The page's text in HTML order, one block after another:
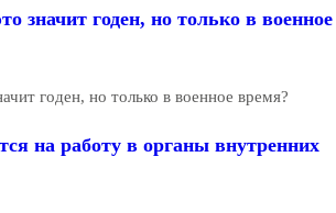
значит годен, но только в военное
годен, но только в военное время?
на работу в органы внутренних